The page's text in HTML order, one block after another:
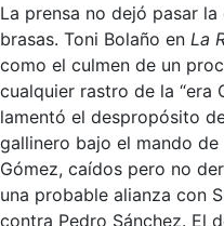
La prensa no dejó pasar
brasas. Toni Bolaño en La
como el culmen de un
cualquier rastro de la “era
lamentó el despropósito
gallinero bajo el mando de
Gómez, caídos pero no
una probable alianza con
contra Pedro Sánchez. El